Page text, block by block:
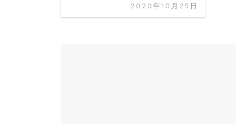
2020年10月25日